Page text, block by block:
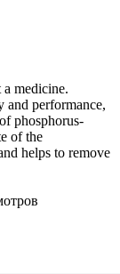
medicine.
and performance,
phosphorus-
of the
helps to remove